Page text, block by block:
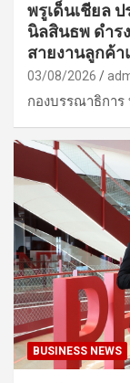
พรูเด็นเชียล
นิลสินธพ ดำร
สายงานลูกค้
03/08/2026
กองบรรณาธิการ
BUSINESS NEWS